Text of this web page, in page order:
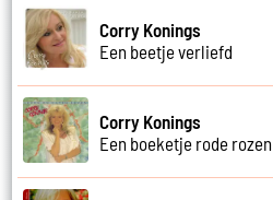
Corry Konings
Een beetje verliefd
Corry Konings
Een boeketje rode rozen